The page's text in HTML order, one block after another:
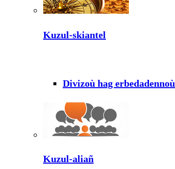
Kuzul-skiantel
Divizoù hag erbedadennoù
Kuzul-aliañ